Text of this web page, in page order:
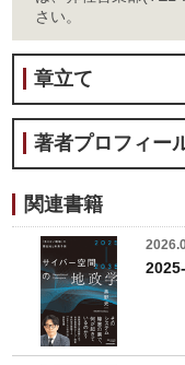
さい。
章立て
著者プロフィー
関連書籍